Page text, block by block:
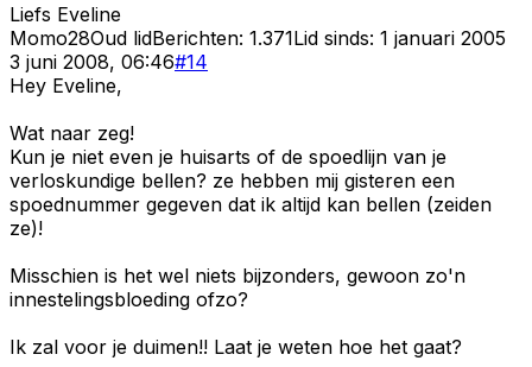
Liefs Eveline
Momo28Oud lidBerichten: 1.371Lid sinds: 1 januari 2005
3 juni 2008, 06:46#14
Hey Eveline,
Wat naar zeg!
Kun je niet even je huisarts of de spoedlijn van je
verloskundige bellen? ze hebben mij gisteren een
spoednummer gegeven dat ik altijd kan bellen (zeiden
ze)!
Misschien is het wel niets bijzonders, gewoon zo'n
innestelingsbloeding ofzo?
Ik zal voor je duimen!! Laat je weten hoe het gaat?